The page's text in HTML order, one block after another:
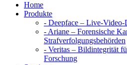
Home
Produkte
- Deepface – Live-Video-
- Ariane – Forensische
Strafverfolgungsbehörden
- Veritas – Bildintegrität
Forschung